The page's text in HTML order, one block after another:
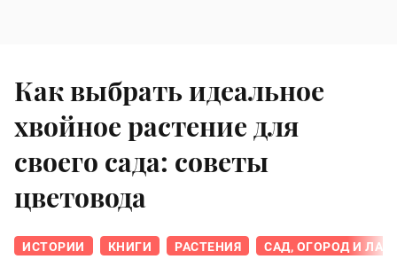
Как выбрать идеальное
хвойное растение для
своего сада: советы
цветовода
ИСТОРИИ КНИГИ РАСТЕНИЯ САД, ОГОРОД И